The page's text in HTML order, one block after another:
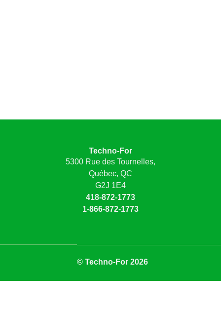
Techno-For
5300 Rue des Tournelles,
Québec, QC
G2J 1E4
418-872-1773
1-866-872-1773
© Techno-For 2026